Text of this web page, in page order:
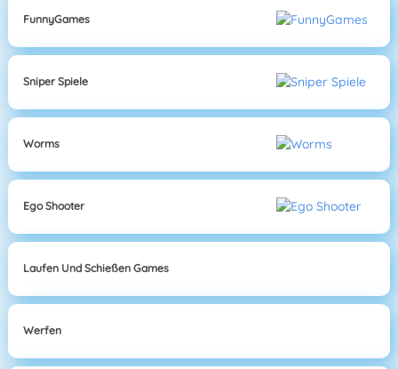
FunnyGames
Sniper Spiele
Worms
Ego Shooter
Laufen Und Schießen Games
Werfen